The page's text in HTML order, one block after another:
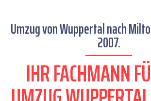
Umzug von Wuppertal nach
2007.
IHR FACHMANN